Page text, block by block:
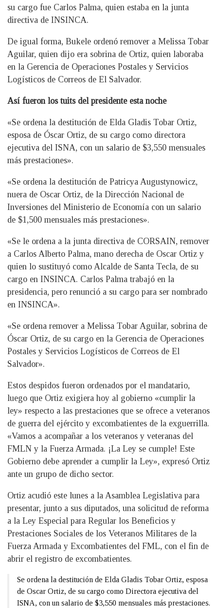
su cargo fue Carlos Palma, quien estaba en la junta
directiva de INSINCA.
De igual forma, Bukele ordenó remover a Melissa Tobar
Aguilar, quien dijo era sobrina de Ortiz, quien laboraba
en la Gerencia de Operaciones Postales y Servicios
Logísticos de Correos de El Salvador.
Así fueron los tuits del presidente esta noche
«Se ordena la destitución de Elda Gladis Tobar Ortiz,
esposa de Óscar Ortiz, de su cargo como directora
ejecutiva del ISNA, con un salario de $3,550 mensuales
más prestaciones».
«Se ordena la destitución de Patricya Augustynowicz,
nuera de Oscar Ortiz, de la Dirección Nacional de
Inversiones del Ministerio de Economía con un salario
de $1,500 mensuales más prestaciones».
«Se le ordena a la junta directiva de CORSAIN, remover
a Carlos Alberto Palma, mano derecha de Oscar Ortiz y
quien lo sustituyó como Alcalde de Santa Tecla, de su
cargo en INSINCA. Carlos Palma trabajó en la
presidencia, pero renunció a su cargo para ser nombrado
en INSINCA».
«Se ordena remover a Melissa Tobar Aguilar, sobrina de
Óscar Ortiz, de su cargo en la Gerencia de Operaciones
Postales y Servicios Logísticos de Correos de El
Salvador».
Estos despidos fueron ordenados por el mandatario,
luego que Ortiz exigiera hoy al gobierno «cumplir la
ley» respecto a las prestaciones que se ofrece a veteranos
de guerra del ejército y excombatientes de la exguerrilla.
«Vamos a acompañar a los veteranos y veteranas del
FMLN y la Fuerza Armada. ¡La Ley se cumple! Este
Gobierno debe aprender a cumplir la Ley», expresó Ortiz
ante un grupo de dicho sector.
Ortiz acudió este lunes a la Asamblea Legislativa para
presentar, junto a sus diputados, una solicitud de reforma
a la Ley Especial para Regular los Beneficios y
Prestaciones Sociales de los Veteranos Militares de la
Fuerza Armada y Excombatientes del FML, con el fin de
abrir el registro de excombatientes.
Se ordena la destitución de Elda Gladis Tobar Ortiz, esposa
de Oscar Ortiz, de su cargo como Directora ejecutiva del
ISNA, con un salario de $3,550 mensuales más prestaciones.